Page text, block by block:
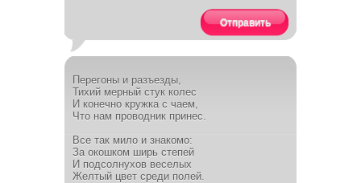
Отправить
Перегоны и разъезды,
Тихий мерный стук колес
И конечно кружка с чаем,
Что нам проводник принес.
Все так мило и знакомо:
За окошком ширь степей
И подсолнухов веселых
Желтый цвет среди полей.